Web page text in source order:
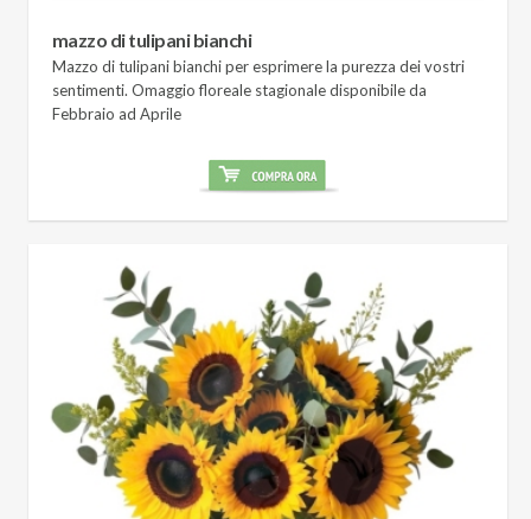
mazzo di tulipani bianchi
Mazzo di tulipani bianchi per esprimere la purezza dei vostri
sentimenti. Omaggio floreale stagionale disponibile da
Febbraio ad Aprile